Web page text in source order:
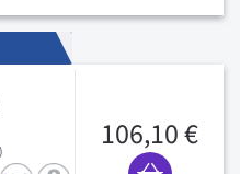
106,10 €